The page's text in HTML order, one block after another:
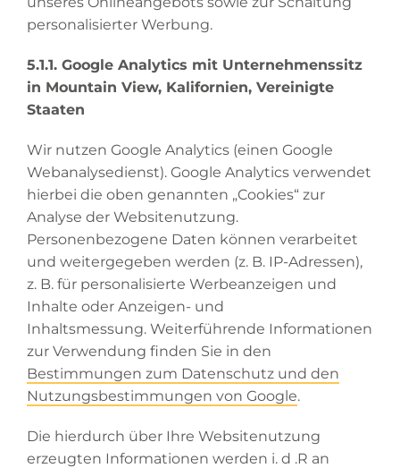
personalisierter Werbung.
5.1.1. Google Analytics mit Unternehmenssitz
in Mountain View, Kalifornien, Vereinigte
Staaten
Wir nutzen Google Analytics (einen Google
Webanalysedienst). Google Analytics verwendet
hierbei die oben genannten „Cookies“ zur
Analyse der Websitenutzung.
Personenbezogene Daten können verarbeitet
und weitergegeben werden (z. B. IP-Adressen),
z. B. für personalisierte Werbeanzeigen und
Inhalte oder Anzeigen- und
Inhaltsmessung. Weiterführende Informationen
zur Verwendung finden Sie in den
Bestimmungen zum Datenschutz und den
Nutzungsbestimmungen von Google.
Die hierdurch über Ihre Websitenutzung
erzeugten Informationen werden i. d .R an